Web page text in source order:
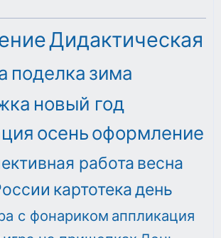
Дидактическая
поделка зима
новый год
осеньоформление
работа весна
картотекадень
с фонариком аппликация